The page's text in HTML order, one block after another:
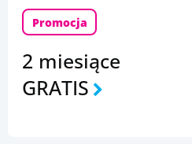
Promocja
2 miesiące
GRATIS